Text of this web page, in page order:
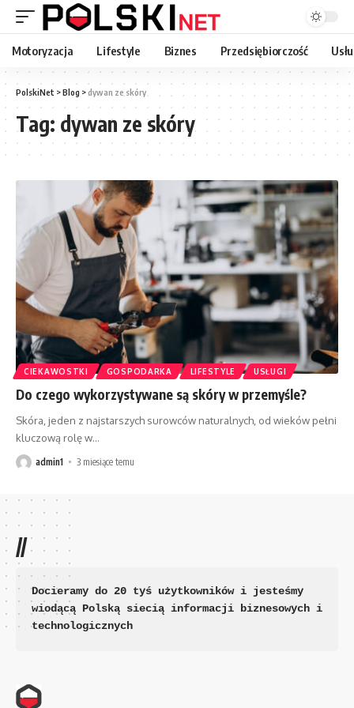
Motoryzacja Lifestyle Biznes Przedsiębiorczość
PolskiNet >Blog >dywan ze skóry
Tag: dywan ze skóry
CIEKAWOSTKI GOSPODARKA LIFESTYLE USŁUGI
Do czego wykorzystywane są skóry w przemyśle?
Skóra, jeden z najstarszych surowców naturalnych, od wieków pełni
kluczową rolę w…
admin1 3 miesiące temu
//
Docieramy do 20 tyś użytkowników i jesteśmy
wiodącą Polską siecią informacji biznesowych i
technologicznych